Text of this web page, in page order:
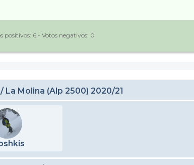
positivos: 6 - Votos negativos: 0
La Molina (Alp 2500) 2020/21